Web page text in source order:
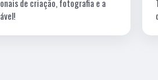
de criação, fotografia e a